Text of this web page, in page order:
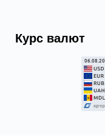
Курс валют